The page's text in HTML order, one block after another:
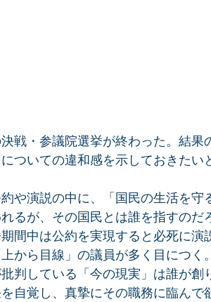
戦・参議院選挙が終わった。結果
ついての違和感を示しておきたい
や演説の中に、「国民の生活を守
るが、その国民とは誰を指すの
間中は公約を実現すると必死に
から目線」の議員が多く目につく。
判している「今の現実」は誰が創
自覚し、真摯にその職務に臨んで